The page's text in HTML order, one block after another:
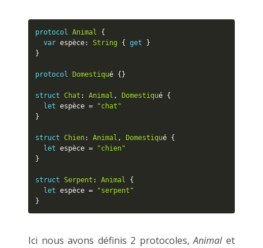
protocol Animal
{
var espèce: String { get }
}
protocol Domestiqué {}
struct Chat : Animal , Domestiqué {
let espèce = "chat"
}
struct Chien: Animal , Domestiqué {
let espèce = "chien"
}
struct Serpent : Animal
{
let espèce = "serpent"
}
Ici nous avons définis 2 protocoles,Animalet